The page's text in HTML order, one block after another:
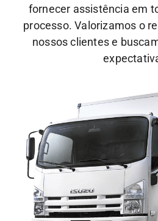
fornecer assistência em
processo. Valorizamos o
nossos clientes e